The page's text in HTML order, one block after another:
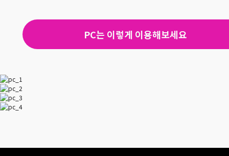
PC는 이렇게 이용해보세요